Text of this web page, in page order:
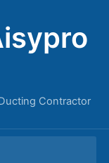
Contractor